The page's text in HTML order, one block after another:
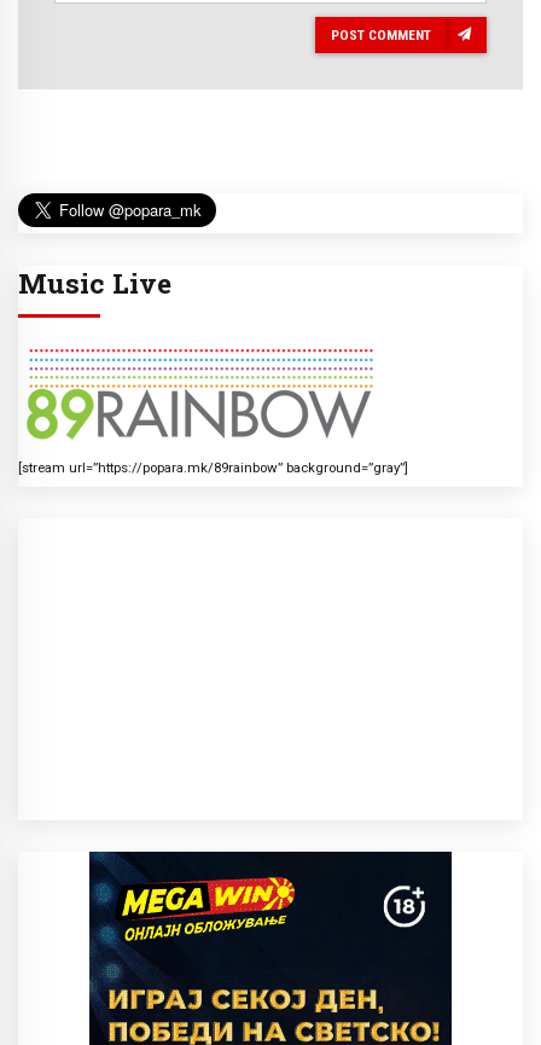
POST COMMENT
Music Live
[stream url=”https://popara.mk/89rainbow” background=”gray”]